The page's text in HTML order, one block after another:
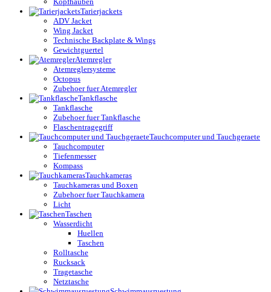
Tarierjackets
ADV Jacket
Wing Jacket
Technische Backplate & Wings
Gewichtguertel
Atemregler
Atemreglersysteme
Octopus
Zubehoer fuer Atemregler
Tankflasche
Tankflasche
Zubehoer fuer Tankflasche
Flaschentragegriff
Tauchcomputer und Tauchgeraete
Tauchcomputer
Tiefenmesser
Kompass
Tauchkameras
Tauchkameras und Boxen
Zubehoer fuer Tauchkamera
Licht
Taschen
Wasserdicht
Huellen
Taschen
Rolltasche
Rucksack
Tragetasche
Netztasche